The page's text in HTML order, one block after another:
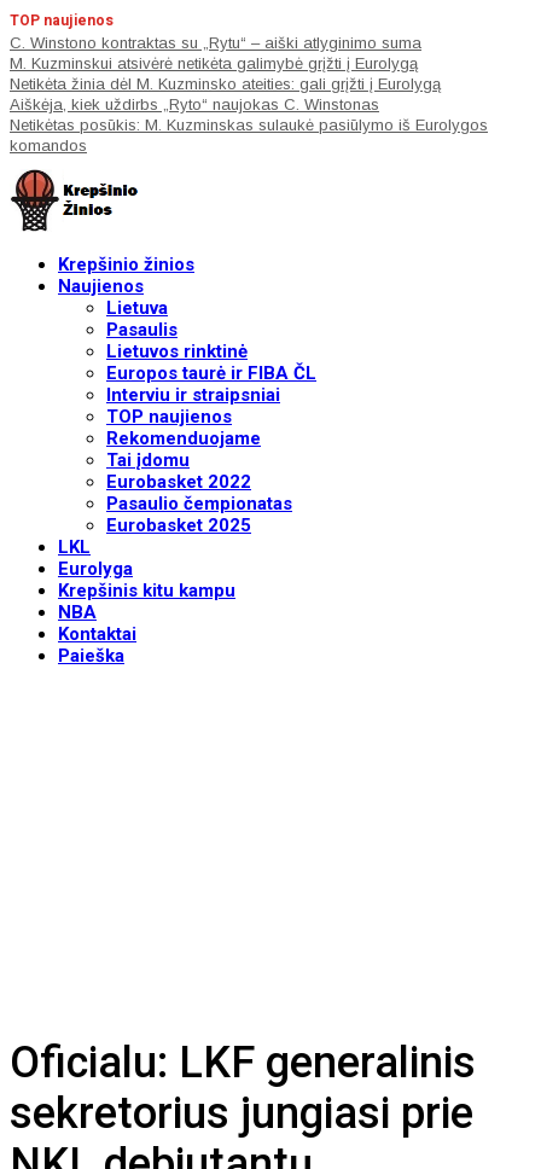
TOP naujienos
C. Winstono kontraktas su „Rytu“ – aiški atlyginimo suma
M. Kuzminskui atsivėrė netikėta galimybė grįžti į Eurolygą
Netikėta žinia dėl M. Kuzminsko ateities: gali grįžti į Eurolygą
Aiškėja, kiek uždirbs „Ryto“ naujokas C. Winstonas
Netikėtas posūkis: M. Kuzminskas sulaukė pasiūlymo iš Eurolygos
komandos
Krepšinio žinios
Naujienos
Lietuva
Pasaulis
Lietuvos rinktinė
Europos taurė ir FIBA ČL
Interviu ir straipsniai
TOP naujienos
Rekomenduojame
Tai įdomu
Eurobasket 2022
Pasaulio čempionatas
Eurobasket 2025
LKL
Eurolyga
Krepšinis kitu kampu
NBA
Kontaktai
Paieška
Oficialu: LKF generalinis
sekretorius jungiasi prie